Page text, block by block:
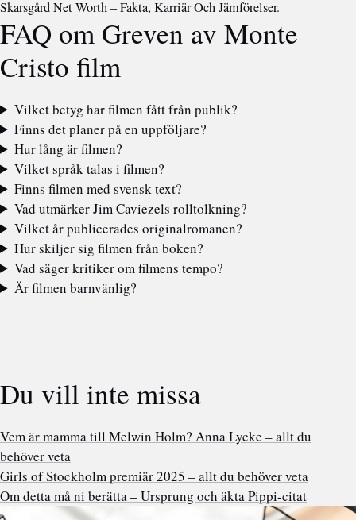
Skarsgård Net Worth – Fakta, Karriär Och Jämförelser.
FAQ om Greven av Monte
Cristo film
Vilket betyg har filmen fått från publik?
Finns det planer på en uppföljare?
Hur lång är filmen?
Vilket språk talas i filmen?
Finns filmen med svensk text?
Vad utmärker Jim Caviezels rolltolkning?
Vilket år publicerades originalromanen?
Hur skiljer sig filmen från boken?
Vad säger kritiker om filmens tempo?
Är filmen barnvänlig?
Du vill inte missa
Vem är mamma till Melwin Holm? Anna Lycke – allt du
behöver veta
Girls of Stockholm premiär 2025 – allt du behöver veta
Om detta må ni berätta – Ursprung och äkta Pippi-citat